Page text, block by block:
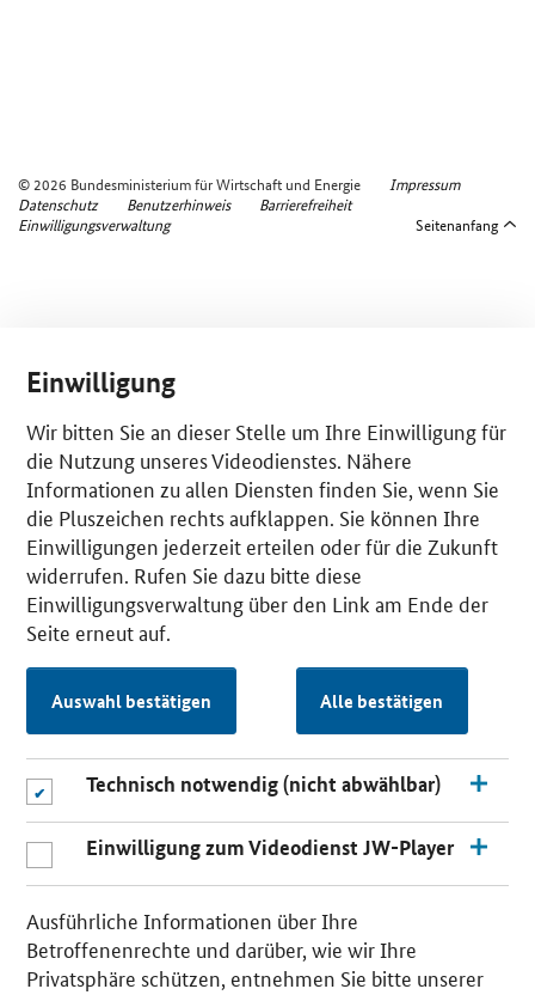
© 2026 Bundesministerium für Wirtschaft und Energie
Impressum
Datenschutz
Benutzerhinweis
Barrierefreiheit
Einwilligungsverwaltung
Seitenanfang
Einwilligung
Wir bitten Sie an dieser Stelle um Ihre Einwilligung für
die Nutzung unseres Videodienstes. Nähere
Informationen zu allen Diensten finden Sie, wenn Sie
die Pluszeichen rechts aufklappen. Sie können Ihre
Einwilligungen jederzeit erteilen oder für die Zukunft
widerrufen. Rufen Sie dazu bitte diese
Einwilligungsverwaltung über den Link am Ende der
Seite erneut auf.
Auswahl bestätigen Alle bestätigen
Technisch notwendig (nicht abwählbar)
Einwilligung zum Videodienst JW-Player
Ausführliche Informationen über Ihre
Betroffenenrechte und darüber, wie wir Ihre
Privatsphäre schützen, entnehmen Sie bitte unserer